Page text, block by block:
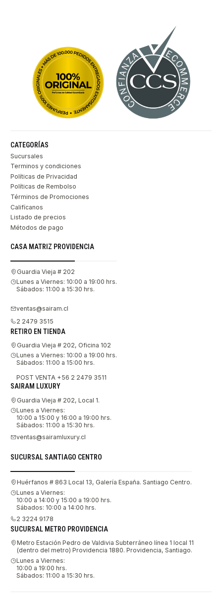
CATEGORÍAS
Sucursales
Terminos y condiciones
Políticas de Privacidad
Políticas de Rembolso
Términos de Promociones
Califícanos
Listado de precios
Métodos de pago
CASA MATRIZ PROVIDENCIA
Guardia Vieja # 202
Lunes a Viernes: 10:00 a 19:00 hrs.
Sábados: 11:00 a 15:30 hrs.
ventas@sairam.cl
2 2479 3515
RETIRO EN TIENDA
Guardia Vieja # 202, Oficina 102
Lunes a Viernes: 10:00 a 19:00 hrs.
Sábados: 11:00 a 15:00 hrs.
POST VENTA +56 2 2479 3511
SAIRAM LUXURY
Guardia Vieja # 202, Local 1.
Lunes a Viernes:
10:00 a 15:00 y 16:00 a 19:00 hrs.
Sábados: 11:00 a 15:30 hrs.
ventas@sairamluxury.cl
SUCURSAL SANTIAGO CENTRO
Huérfanos # 863 Local 13, Galería España. Santiago Centro.
Lunes a Viernes:
10:00 a 14:00 y 15:00 a 19:00 hrs.
Sábados: 10:00 a 14:00 hrs.
2 3224 9178
SUCURSAL METRO PROVIDENCIA
Metro Estación Pedro de Valdivia Subterráneo línea 1 local 11
(dentro del metro) Providencia 1880. Providencia, Santiago.
Lunes a Viernes:
10:00 a 19:00 hrs.
Sábados: 11:00 a 15:30 hrs.